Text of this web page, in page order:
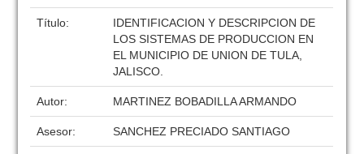
Título:
IDENTIFICACION Y DESCRIPCION DE
LOS SISTEMAS DE PRODUCCION EN
EL MUNICIPIO DE UNION DE TULA,
JALISCO.
Autor: MARTINEZ BOBADILLA ARMANDO
Asesor: SANCHEZ PRECIADO SANTIAGO